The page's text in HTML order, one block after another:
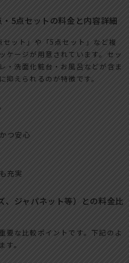
5点セットの料金と内容詳細
ット」や「5点セット」など複
ケージが用意されています。セッ
・洗面化粧台・お風呂などが含ま
抑えられるのが特徴です。
つ安心
充実
、ジャパネット等）との料金比
要な比較ポイントです。下記のよ
。